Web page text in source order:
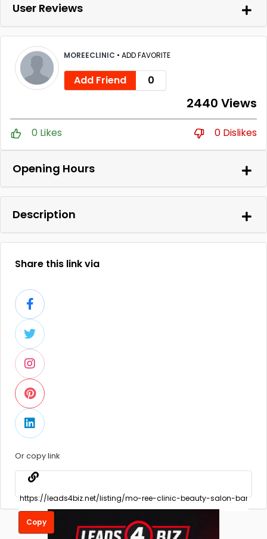
User Reviews
MOREECLINIC • ADD FAVORITE
Add Friend 0
2440 Views
0 Likes 0 Dislikes
Opening Hours
Description
Share this link via
Or copy link
Copy